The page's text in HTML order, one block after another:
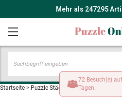
Mehr als 247295
Startseite > Puzzle Städte und Dörfer
72 Besuch(e)
Tagen.